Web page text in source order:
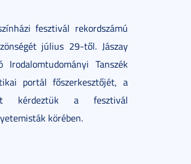
fesztivál rekordszámú
július 29-től. Jászay
Irodalomtudományi Tanszék
portál főszerkesztőjét, a
kérdeztük a fesztivál
körében.